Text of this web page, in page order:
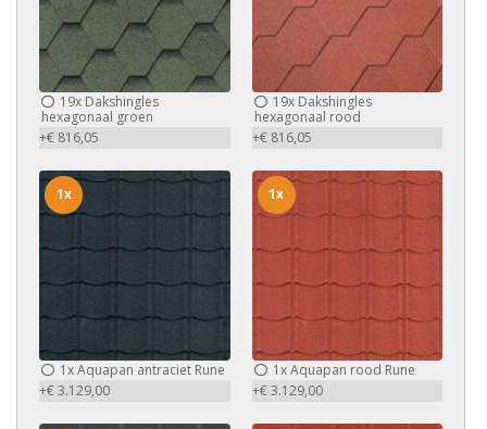
19x Dakshingles
hexagonaal groen
+€ 816,05
19xDakshingles
hexagonaal rood
+€ 816,05
1xAquapan antraciet Rune
+€ 3.129,00
1x
1xAquapan rood Rune
+€ 3.129,00
1x